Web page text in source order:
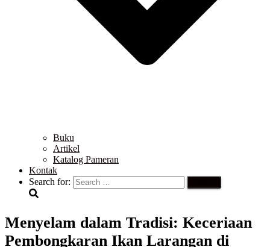
Buku
Artikel
Katalog Pameran
Kontak
Search for:
Menyelam dalam Tradisi: Keceriaan
Pembongkaran Ikan Larangan di